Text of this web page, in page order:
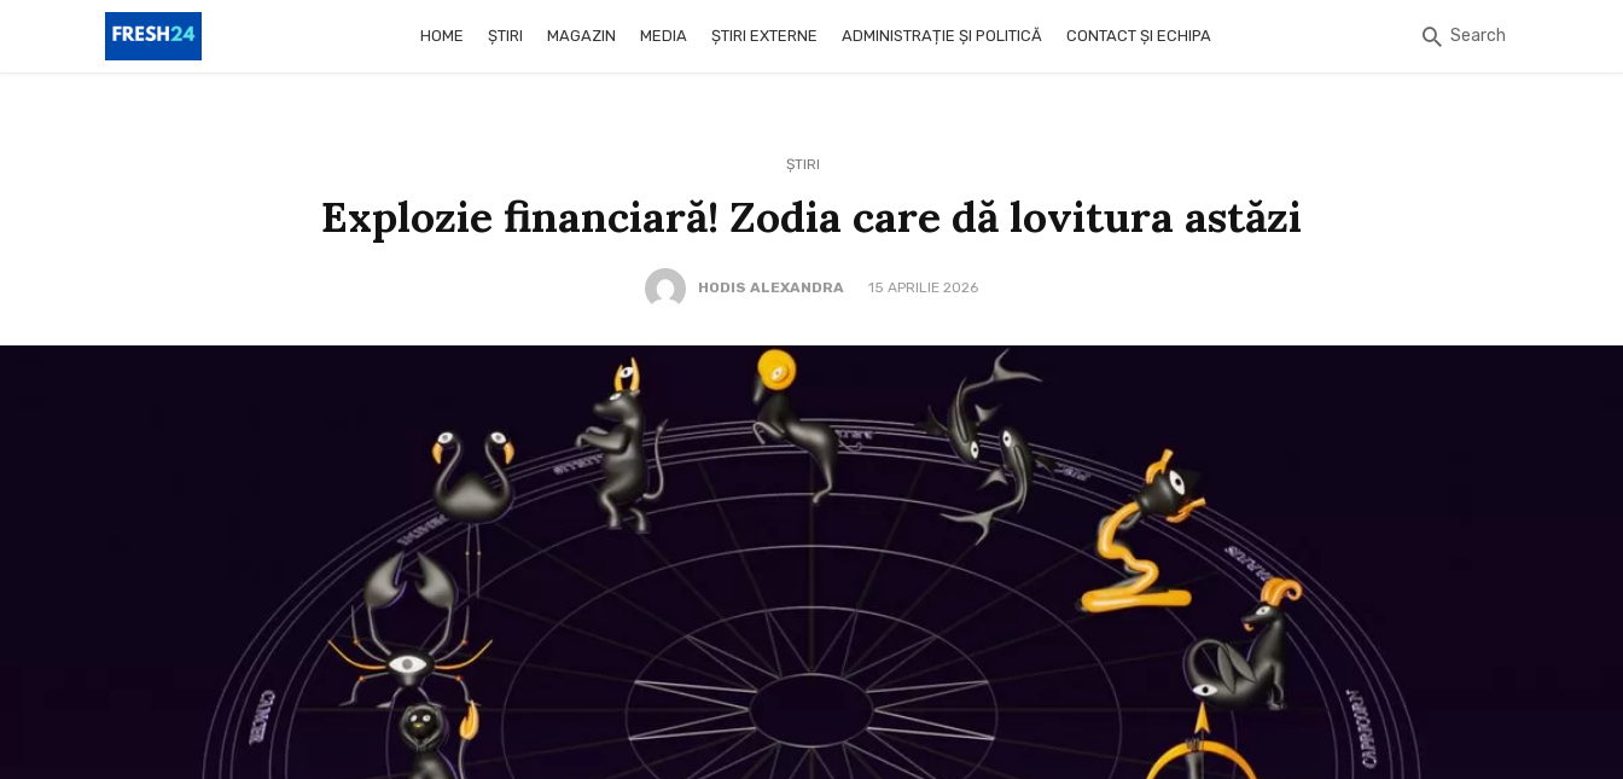
HOME ȘTIRI MAGAZIN MEDIA ȘTIRI EXTERNE ADMINISTRAȚIE ȘI POLITICĂ CONTACT ȘI ECHIPA Search
ȘTIRI
Explozie financiară! Zodia care dă lovitura astăzi
HODIS ALEXANDRA 15 APRILIE 2026